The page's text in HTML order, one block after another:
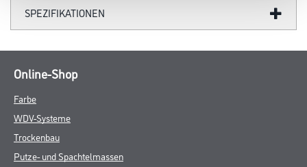
SPEZIFIKATIONEN
Online-Shop
Farbe
WDV-Systeme
Trockenbau
Putze- und Spachtelmassen